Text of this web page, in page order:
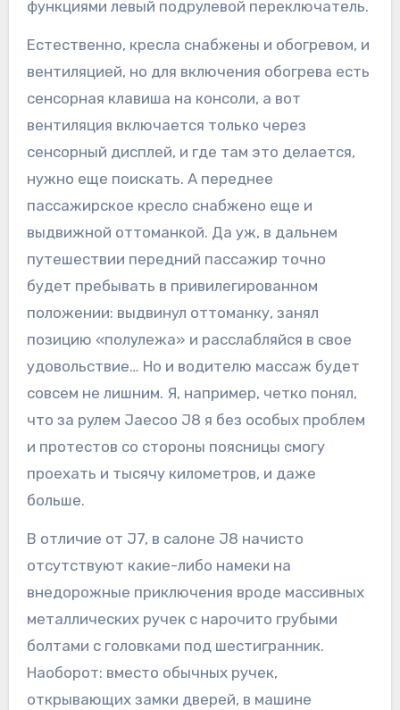
функциями левый подрулевой переключатель.
Естественно, кресла снабжены и обогревом, и
вентиляцией, но для включения обогрева есть
сенсорная клавиша на консоли, а вот
вентиляция включается только через
сенсорный дисплей, и где там это делается,
нужно еще поискать. А переднее
пассажирское кресло снабжено еще и
выдвижной оттоманкой. Да уж, в дальнем
путешествии передний пассажир точно
будет пребывать в привилегированном
положении: выдвинул оттоманку, занял
позицию «полулежа» и расслабляйся в свое
удовольствие… Но и водителю массаж будет
совсем не лишним. Я, например, четко понял,
что за рулем Jaecoo J8 я без особых проблем
и протестов со стороны поясницы смогу
проехать и тысячу километров, и даже
больше.
В отличие от J7, в салоне J8 начисто
отсутствуют какие-либо намеки на
внедорожные приключения вроде массивных
металлических ручек с нарочито грубыми
болтами с головками под шестигранник.
Наоборот: вместо обычных ручек,
открывающих замки дверей, в машине